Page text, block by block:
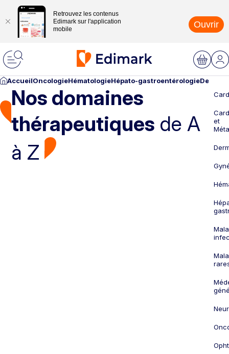
Retrouvez les contenus
Edimark sur l'application
mobile
Ouvrir
AccueilOncologieHématologieHépato-gastroentérologie
Nos domaines
thérapeutiques de A
à Z
et